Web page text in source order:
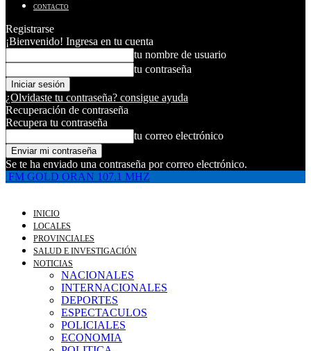
CONTACTO
Registrarse
¡Bienvenido! Ingresa en tu cuenta
tu nombre de usuario
tu contraseña
¿Olvidaste tu contraseña? consigue ayuda
Recuperación de contraseña
Recupera tu contraseña
tu correo electrónico
Se te ha enviado una contraseña por correo electrónico.
FM GOLD ORAN 107.1 MHZ
INICIO
LOCALES
PROVINCIALES
SALUD E INVESTIGACIÓN
NOTICIAS
NACIONALES
INTERNACIONALES
DEPORTES
ESPECTACULOS
POLICIALES
ECONOMIA